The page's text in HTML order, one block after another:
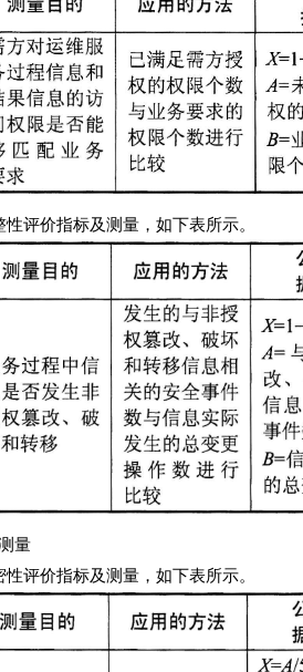
价指标及测量，如下表所示。
量
价指标及测量，如下表所示。